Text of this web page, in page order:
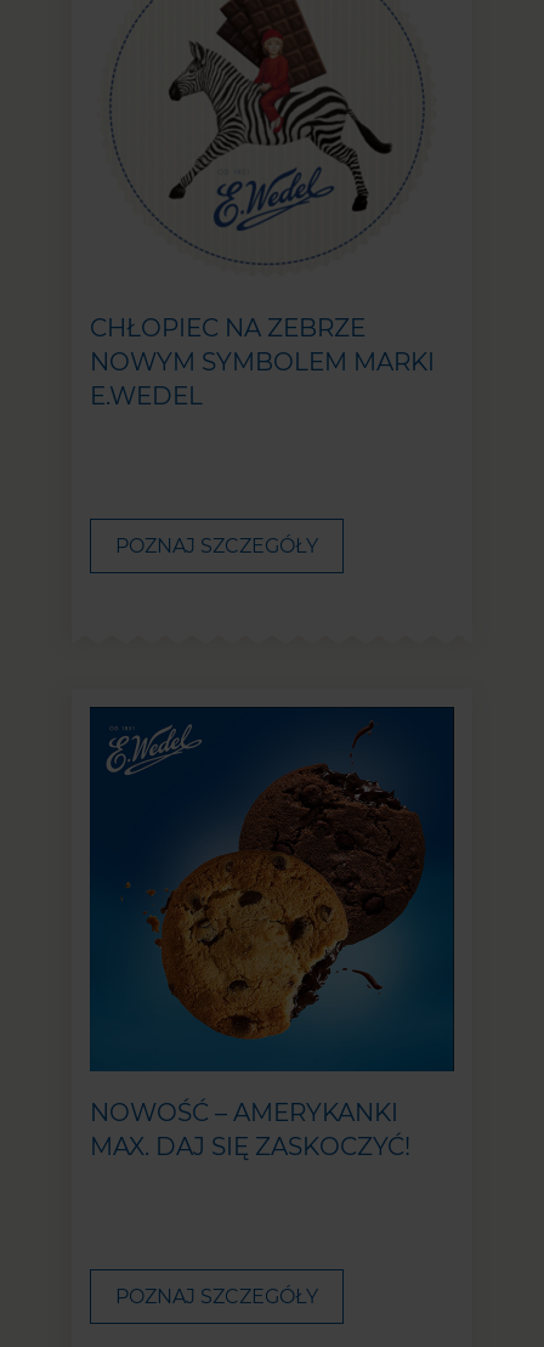
CHŁOPIEC NA ZEBRZE
NOWYM SYMBOLEM MARKI
E.WEDEL
POZNAJ SZCZEGÓŁY
NOWOŚĆ – AMERYKANKI
MAX. DAJ SIĘ ZASKOCZYĆ!
POZNAJ SZCZEGÓŁY